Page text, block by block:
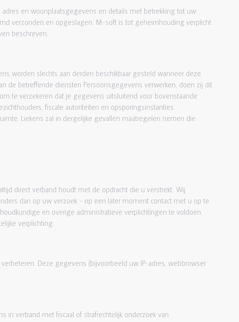
en woonplaatsgegevens en details met betrekking tot uw
verzonden en opgeslagen. M-soft is tot geheimhouding verplicht
beschreven.
worden slechts aan derden beschikbaar gesteld wanneer deze
de betreffende diensten Persoonsgegevens verwerken, doen zij dit
te verzekeren dat je gegevens uitsluitend voor bovenstaande
fiscale autoriteiten en opsporingsinstanties.
Liekens zal in dergelijke gevallen maatregelen nemen die
direct verband houdt met de opdracht die u verstrekt. Wij
dan op uw verzoek - op een later moment contact met u op te
en overige administratieve verplichtingen te voldoen.
verplichting.
Deze gegevens (bijvoorbeeld uw IP-adres, webbrowser
verband met fiscaal of strafrechtelijk onderzoek van